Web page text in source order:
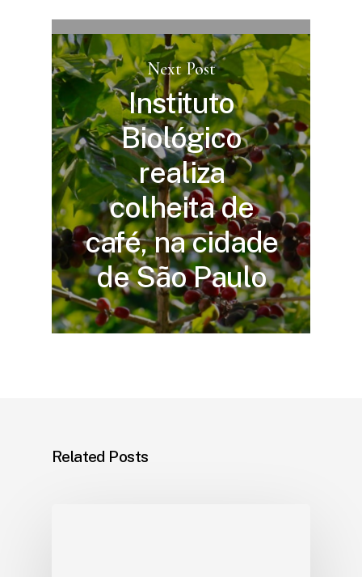
Next Post
Instituto
Biológico
realiza
colheita de
café, na cidade
de São Paulo
Related Posts